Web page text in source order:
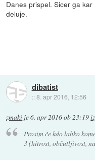
Danes prispel. Sicer ga
deluje.
dibatist
::8. apr 2016, 12:56
zmaki je6. apr 2016 ob 23:19
Prosim če kdo lahko
3 (hitrost, občutljivost,